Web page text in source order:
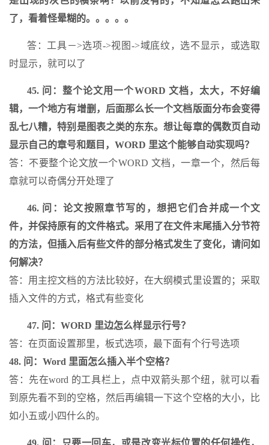
了，看着怪晕糊的。。。。。
答：工具－>选项->视图->域底纹，选不显示，或选取
时显示，就可以了
45. 问：整个论文用一个WORD 文档，太大，不好编
辑，一个地方有增删，后面那么长一个文档版面分布会变得
乱七八糟，特别是图表之类的东东。想让每章的偶数页自动
显示自己的章号和题目，WORD 里这个能够自动实现吗？
答：不要整个论文放一个WORD 文档，一章一个，然后每
章就可以奇偶分开处理了
46. 问：论文按照章节写的，想把它们合并成一个文
件，并保持原有的文件格式。采用了在文件末尾插入分节符
的方法，但插入后有些文件的部分格式发生了变化，请问如
何解决？
答：用主控文档的方法比较好，在大纲模式里设置的；采取
插入文件的方式，格式有些变化
47. 问：WORD 里边怎么样显示行号？
答：在页面设置那里，板式选项，最下面有个行号选项
48. 问：Word 里面怎么插入半个空格？
答：先在word 的工具栏上，点中双箭头那个纽，就可以看
到原先看不到的空格，然后再编辑一下这个空格的大小，比
如小五或小四什么的。